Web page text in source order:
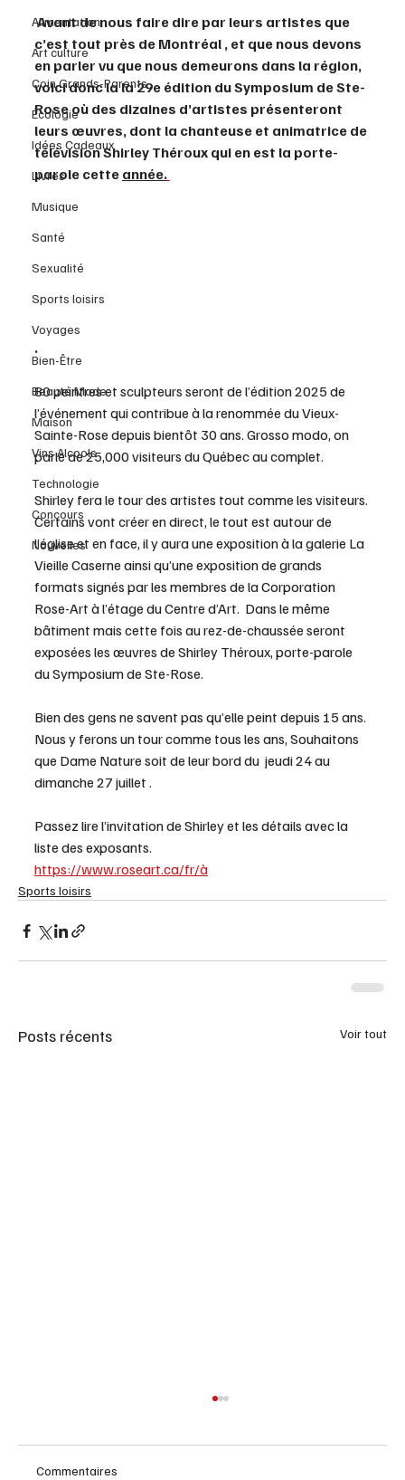
Alimentation
Art culture
Coin Grands-Parents
Écologie
Idées Cadeaux
Livres
Musique
Santé
Sexualité
Sports loisirs
Voyages
Bien-Être
Beauté Mode
Maison
Vins Alcools
Technologie
Concours
Nouvelles
Avant de nous faire dire par leurs artistes que
c’est tout près de Montréal , et que nous devons
en parler vu que nous demeurons dans la région,
voici donc la la 29e édition du Symposium de Ste-
Rose où des dizaines d’artistes présenteront
leurs œuvres, dont la chanteuse et animatrice de
télévision Shirley Théroux qui en est la porte-
parole cette année.
.
80 peintres et sculpteurs seront de l’édition 2025 de
l’événement qui contribue à la renommée du Vieux-
Sainte-Rose depuis bientôt 30 ans. Grosso modo, on
parle de 25,000 visiteurs du Québec au complet.
Shirley fera le tour des artistes tout comme les visiteurs.
Certains vont créer en direct, le tout est autour de
l’église et en face, il y aura une exposition à la galerie La
Vieille Caserne ainsi qu’une exposition de grands
formats signés par les membres de la Corporation
Rose-Art à l’étage du Centre d’Art.  Dans le même
bâtiment mais cette fois au rez-de-chaussée seront
exposées les œuvres de Shirley Théroux, porte-parole
du Symposium de Ste-Rose.
Bien des gens ne savent pas qu’elle peint depuis 15 ans.
Nous y ferons un tour comme tous les ans, Souhaitons
que Dame Nature soit de leur bord du  jeudi 24 au
dimanche 27 juillet .
Passez lire l’invitation de Shirley et les détails avec la
liste des exposants.
https://www.roseart.ca/fr/à
Sports loisirs
Posts récents Voir tout
Commentaires